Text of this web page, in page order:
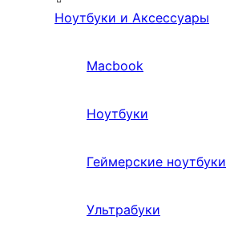
Ноутбуки и Аксессуары
Macbook
Ноутбуки
Геймерские ноутбуки
Ультрабуки